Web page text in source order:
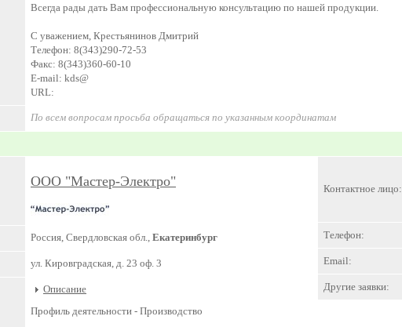
Всегда рады дать Вам профессиональную консультацию по нашей продукции.
С уважением, Крестьянинов Дмитрий
Телефон: 8(343)290-72-53
Факс: 8(343)360-60-10
E-mail: kds@
URL:
По всем вопросам просьба обращаться по указанным координатам
ООО "Мастер-Электро"
Россия, Свердловская обл., Екатеринбург
ул. Кировградская, д. 23 оф. 3
Описание
Профиль деятельности - Производство
Контактное лицо:
Телефон:
Email:
Другие заявки: